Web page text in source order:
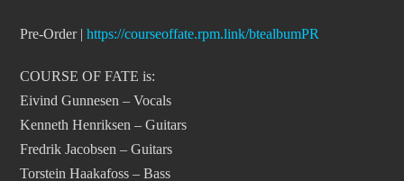
Pre-Order | https://courseoffate.rpm.link/btealbumPR
COURSE OF FATE is:
Eivind Gunnesen – Vocals
Kenneth Henriksen – Guitars
Fredrik Jacobsen – Guitars
Torstein Haakafoss – Bass